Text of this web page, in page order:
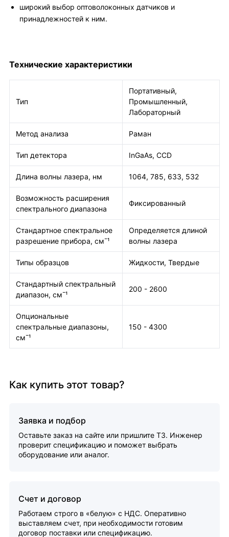
широкий выбор оптоволоконных датчиков и
принадлежностей к ним.
Технические характеристики
Тип
Портативный,
Промышленный,
Лабораторный
Метод анализа Раман
Тип детектора InGaAs, CCD
Длина волны лазера, нм 1064, 785, 633, 532
Возможность расширения
спектрального диапазона
Фиксированный
Стандартное спектральное
разрешение прибора, см¯¹
Определяется длиной
волны лазера
Типы образцов Жидкости, Твердые
Стандартный спектральный
диапазон, см¯¹
200 - 2600
Опциональные
спектральные диапазоны,
см¯¹
150 - 4300
Как купить этот товар?
Заявка и подбор
Оставьте заказ на сайте или пришлите ТЗ. Инженер
проверит спецификацию и поможет выбрать
оборудование или аналог.
Счет и договор
Работаем строго в «белую» с НДС. Оперативно
выставляем счет, при необходимости готовим
договор поставки или спецификацию.